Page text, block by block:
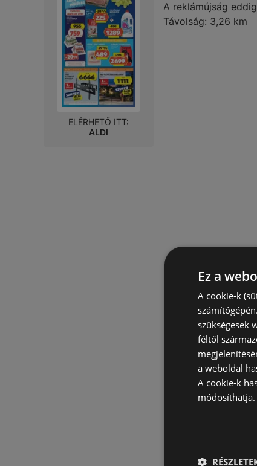
A reklámújság
Távolság: 3,26 km
ELÉRHETŐ ITT:
ALDI
Ez a
A cookie-k
szükségesek
féltől
a weboldal
A cookie-k
módosíthatja.